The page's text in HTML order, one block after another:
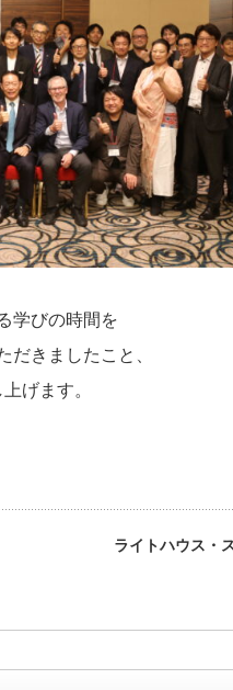
学びの時間を
だきましたこと、
げます。
ライトハウス・